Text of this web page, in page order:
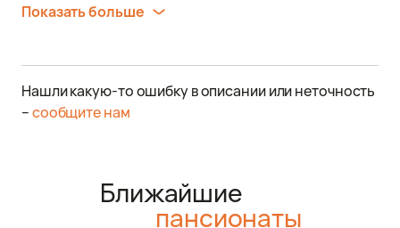
Показать больше
Нашли какую-то ошибку в описании или неточность
–сообщите нам
Ближайшие
пансионаты